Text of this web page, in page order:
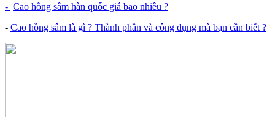
- Cao hồng sâm hàn quốc giá bao nhiêu ?
- Cao hồng sâm là gì ? Thành phần và công dụng mà bạn cần biết ?